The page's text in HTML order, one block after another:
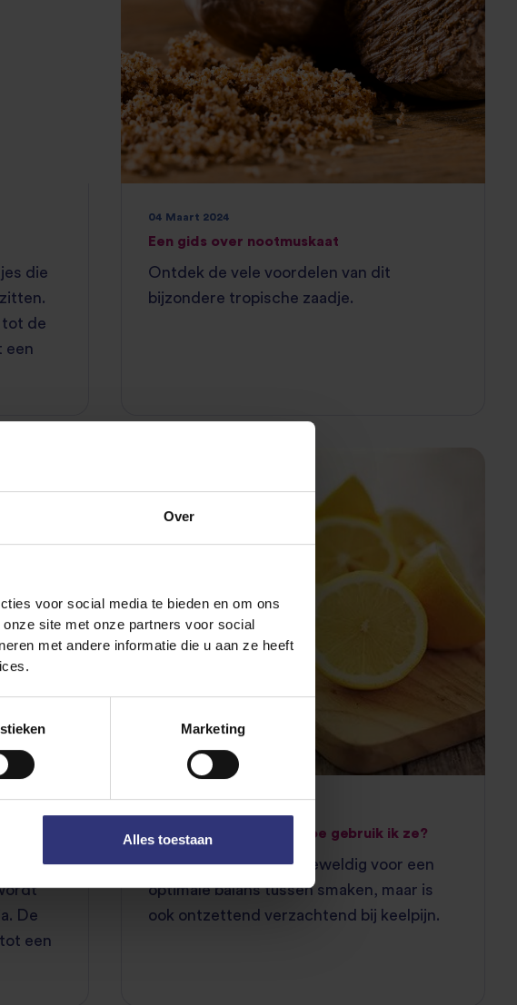
Over
voor social media te bieden en om ons
site met onze partners voor social
met andere informatie die u aan ze heeft
Marketing
Alles toestaan
die
tot de
een
04 Maart 2024
Een gids over nootmuskaat
Ontdek de vele voordelen van dit
bijzondere tropische zaadje.
De
een
Wat zijn citroenen en hoe gebruik ik ze?
Citroen is niet alleen geweldig voor een
optimale balans tussen smaken, maar is
ook ontzettend verzachtend bij keelpijn.